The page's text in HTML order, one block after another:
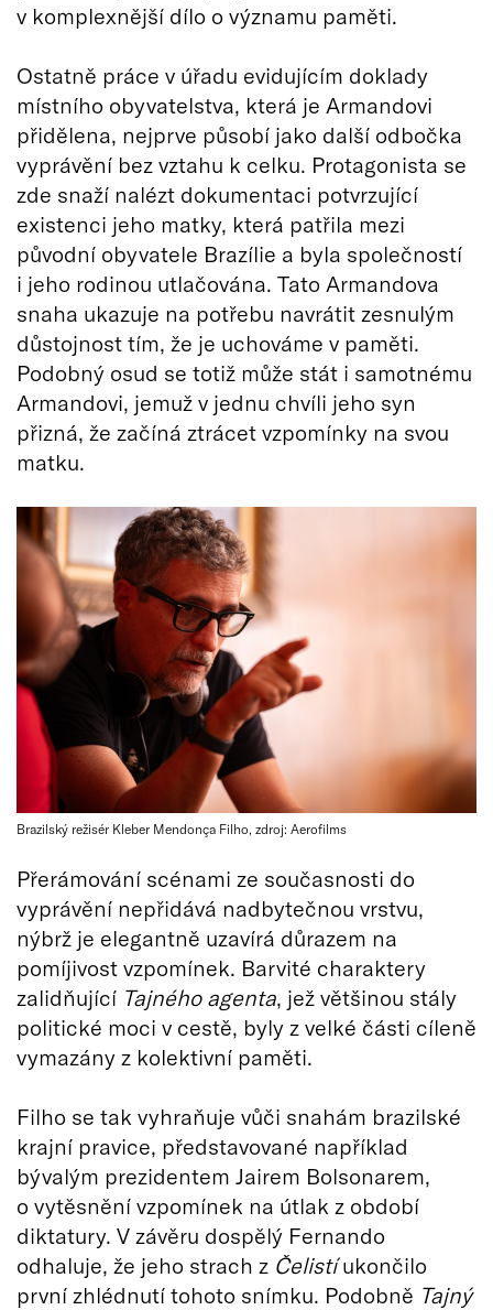
v komplexnější dílo o významu paměti.
Ostatně práce v úřadu evidujícím doklady
místního obyvatelstva, která je Armandovi
přidělena, nejprve působí jako další odbočka
vyprávění bez vztahu k celku. Protagonista se
zde snaží nalézt dokumentaci potvrzující
existenci jeho matky, která patřila mezi
původní obyvatele Brazílie a byla společností
i jeho rodinou utlačována. Tato Armandova
snaha ukazuje na potřebu navrátit zesnulým
důstojnost tím, že je uchováme v paměti.
Podobný osud se totiž může stát i samotnému
Armandovi, jemuž v jednu chvíli jeho syn
přizná, že začíná ztrácet vzpomínky na svou
matku.
Brazilský režisér Kleber Mendonça Filho, zdroj: Aerofilms
Přerámování scénami ze současnosti do
vyprávění nepřidává nadbytečnou vrstvu,
nýbrž je elegantně uzavírá důrazem na
pomíjivost vzpomínek. Barvité charaktery
zalidňující Tajného agenta, jež většinou stály
politické moci v cestě, byly z velké části cíleně
vymazány z kolektivní paměti.
Filho se tak vyhraňuje vůči snahám brazilské
krajní pravice, představované například
bývalým prezidentem Jairem Bolsonarem,
o vytěsnění vzpomínek na útlak z období
diktatury. V závěru dospělý Fernando
odhaluje, že jeho strach z Čelistíukončilo
první zhlédnutí tohoto snímku. Podobně Tajný